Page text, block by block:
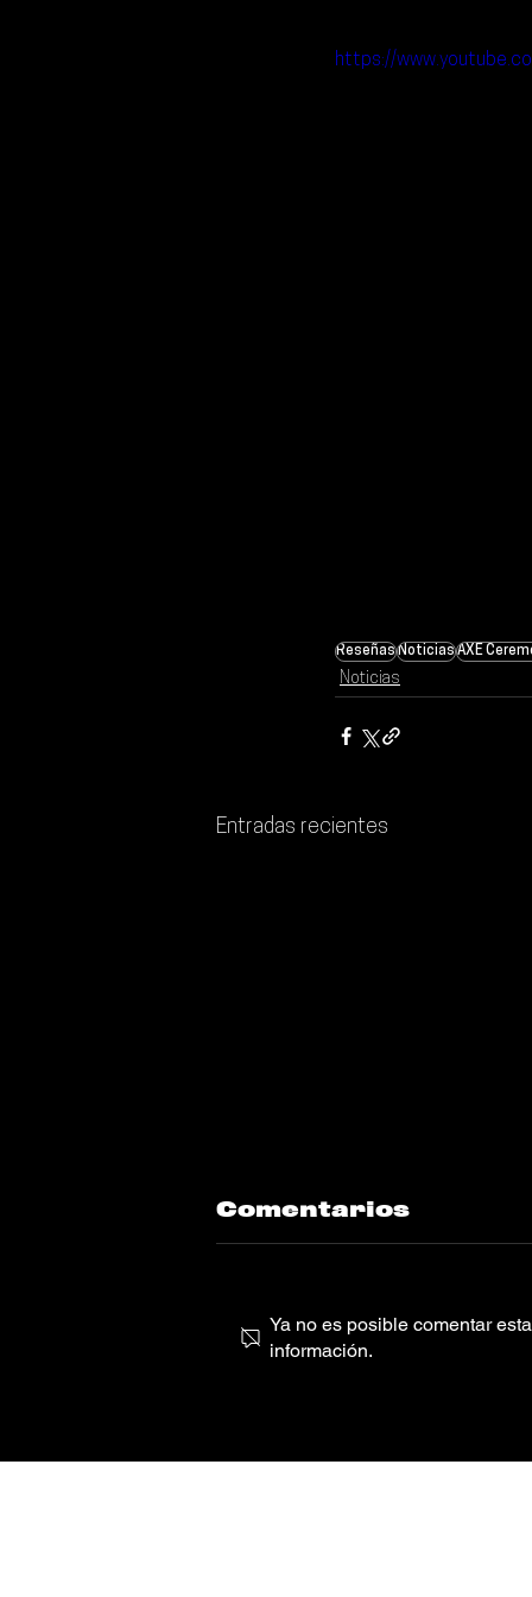
https://
ReseñasNoticiasAXE
Noticias
Entradas recientes
Comentarios
Ya no es posible comentar
información.